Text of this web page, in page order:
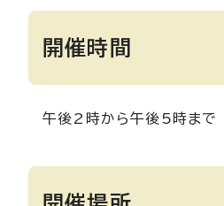
開催時間
午後2時から午後5時まで